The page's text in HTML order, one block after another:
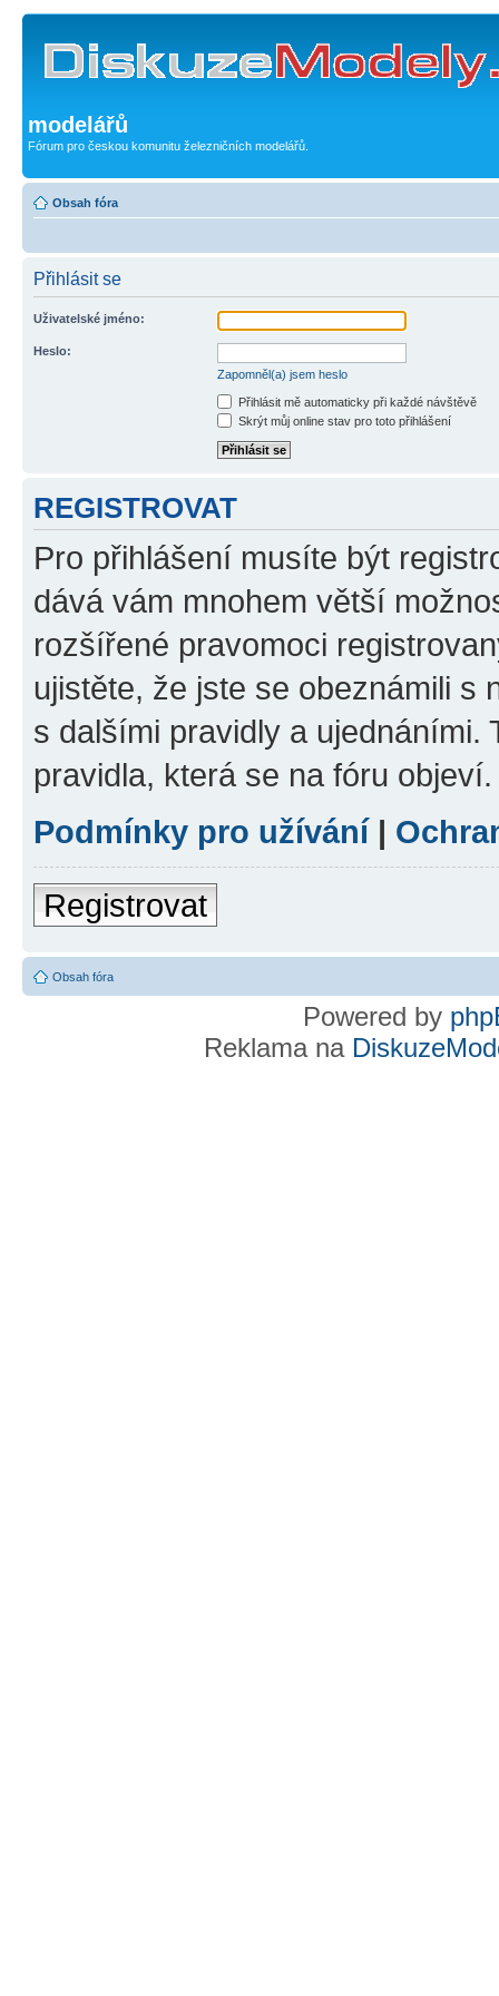
modelářů
Fórum pro českou komunitu železničních modelářů.
Obsah fóra
Přihlásit se
Uživatelské jméno:
Heslo:
Zapomněl(a) jsem heslo
Přihlásit mě automaticky při každé návštěvě
Skrýt můj online stav pro toto přihlášení
REGISTROVAT
Pro přihlášení musíte být
dává vám mnohem větší
rozšířené pravomoci
ujistěte, že jste se obeznámili s
s dalšími pravidly a ujednáními.
pravidla, která se na fóru objeví.
Podmínky pro užívání |
Registrovat
Obsah fóra
Powered by
Reklama na